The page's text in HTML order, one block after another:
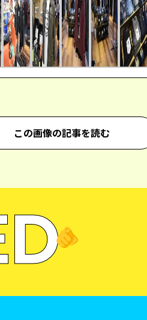
この画像の記事を読む
🫵